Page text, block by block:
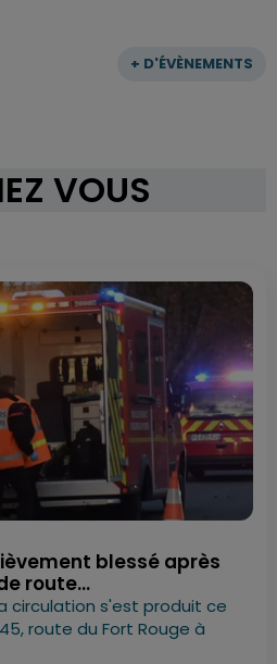
+ D'ÉVÈNEMENTS
VOUS
blessé après
route...
circulation s'est produit ce
route du Fort Rouge à